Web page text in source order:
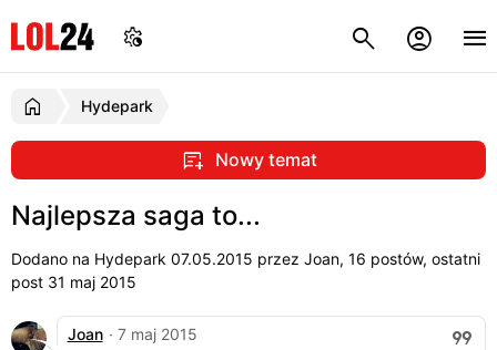
Hydepark
Nowy temat
Najlepsza saga to...
Dodano na Hydepark 07.05.2015 przez Joan, 16 postów, ostatni
post 31 maj 2015
Joan · 7 maj 2015